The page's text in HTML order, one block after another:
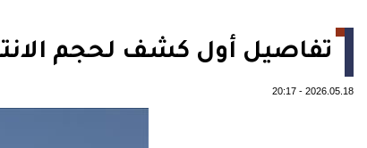
تفاصيل أول كشف لحجم
2026.05.18
-
20:17